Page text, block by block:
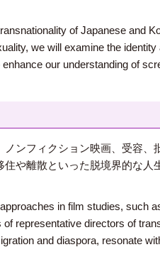
of Japanese and
we will examine the
our understanding of
ンフィクション映画、受容
や離散といった脱境界的な
in film studies, such
representative directors of
and diaspora, resonate